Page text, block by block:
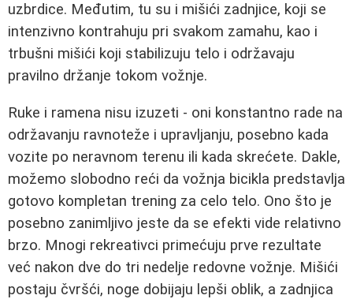
uzbrdice. Međutim, tu su i mišići zadnjice, koji se
intenzivno kontrahuju pri svakom zamahu, kao i
trbušni mišići koji stabilizuju telo i održavaju
pravilno držanje tokom vožnje.
Ruke i ramena nisu izuzeti - oni konstantno rade na
održavanju ravnoteže i upravljanju, posebno kada
vozite po neravnom terenu ili kada skrećete. Dakle,
možemo slobodno reći da vožnja bicikla predstavlja
gotovo kompletan trening za celo telo. Ono što je
posebno zanimljivo jeste da se efekti vide relativno
brzo. Mnogi rekreativci primećuju prve rezultate
već nakon dve do tri nedelje redovne vožnje. Mišići
postaju čvršći, noge dobijaju lepši oblik, a zadnjica